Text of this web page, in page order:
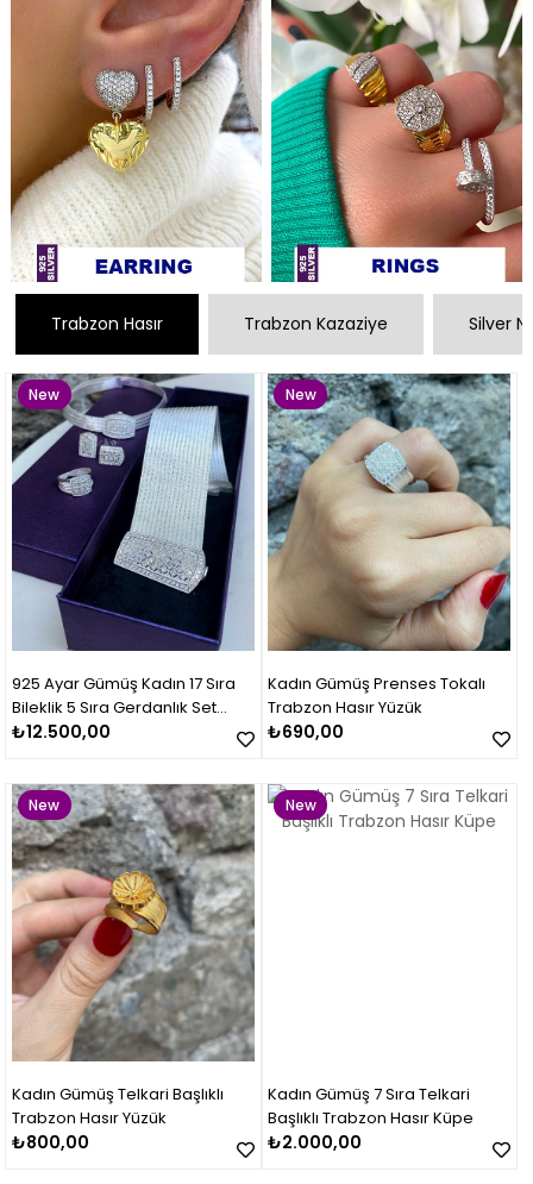
Trabzon Hasır Trabzon Kazaziye Silver
925 Ayar Gümüş Kadın 17 Sıra
Bileklik 5 Sıra Gerdanlık Set
Takımı
₺12.500,00
New
Item
Kadın Gümüş Prenses Tokalı
Trabzon Hasır Yüzük
₺690,00
New
Item
Kadın Gümüş Telkari Başlıklı
Trabzon Hasır Yüzük
₺800,00
New
Item
Kadın Gümüş 7 Sıra Telkari
Başlıklı Trabzon Hasır Küpe
₺2.000,00
New
Item